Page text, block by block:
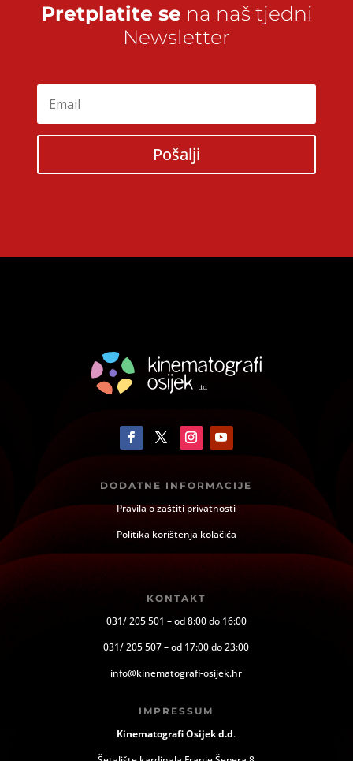
Pretplatite se na naš tjedni
Newsletter
Pošalji
DODATNE INFORMACIJE
Pravila o zaštiti privatnosti
Politika korištenja kolačića
KONTAKT
031/ 205 501 – od 8:00 do 16:00
031/ 205 507 – od 17:00 do 23:00
info@kinematografi-osijek.hr
IMPRESSUM
Kinematografi Osijek d.d.